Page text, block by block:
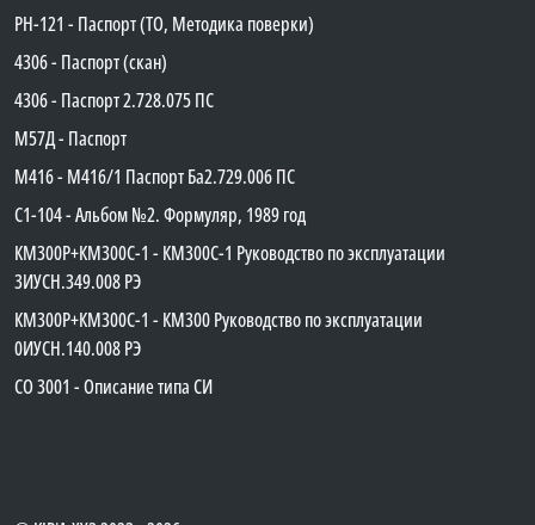
PH-121 - Паспорт (ТО, Методика поверки)
4306 - Паспорт (скан)
4306 - Паспорт 2.728.075 ПС
М57Д - Паспорт
М416 - М416/1 Паспорт Ба2.729.006 ПС
C1-104 - Альбом №2. Формуляр, 1989 год
КМ300Р+КМ300С-1 - КМ300C-1 Руководство по эксплуатации
3ИУСН.349.008 РЭ
КМ300Р+КМ300С-1 - КМ300 Руководство по эксплуатации
0ИУСН.140.008 РЭ
СО 3001 - Описание типа СИ